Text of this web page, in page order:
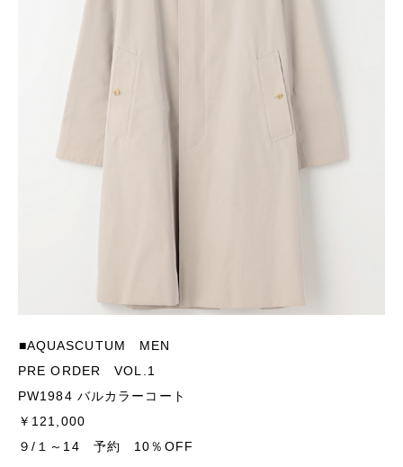
■AQUASCUTUM MEN
PRE ORDER VOL.1
PW1984 バルカラーコート
￥121,000
９/１～14 予約 10％OFF